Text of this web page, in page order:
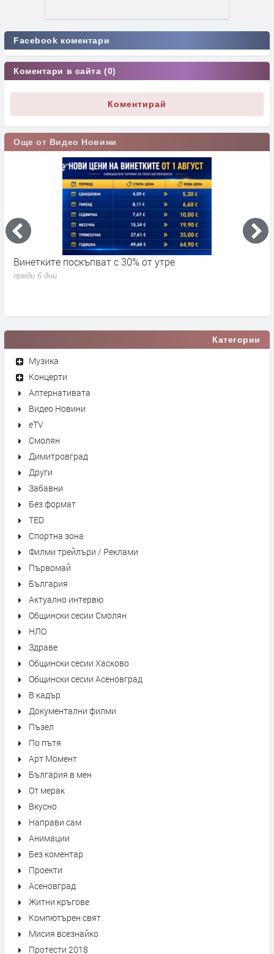
Facebook коментари
Коментари в сайта (0)
Коментирай
Още от Видео Новини
Винетките поскъпват с 30% от утре
преди 6 дни
Категории
Музика
Концерти
Алтернативата
Видео Новини
eTV
Смолян
Димитровград
Други
Забавни
Без формат
TED
Спортна зона
Филми трейлъри / Реклами
Първомай
България
Актуално интервю
Общински сесии Смолян
НЛО
Здраве
Общински сесии Хасково
Общински сесии Асеновград
В кадър
Документални филми
Пъзел
По пътя
Арт Момент
България в мен
От мерак
Вкусно
Направи сам
Анимации
Без коментар
Проекти
Асеновград
Житни кръгове
Компютърен свят
Мисия всезнайко
Протести 2018